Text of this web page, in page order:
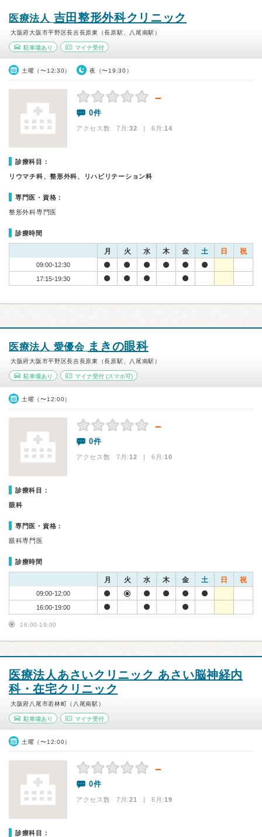
医療法人 吉田整形外科クリニック
大阪府大阪市平野区長吉長原東（長原駅、八尾南駅）
駐車場あり マイナ受付
土曜（〜12:30） 夜（〜19:30）
－
0件
アクセス数 7月:32 | 6月:14
診療科目：
リウマチ科、整形外科、リハビリテーション科
専門医・資格：
整形外科専門医
診療時間
月 火 水 木 金 土 日 祝
09:00-12:30
17:15-19:30
医療法人 愛優会 まきの眼科
大阪府大阪市平野区長吉長原東（長原駅、八尾南駅）
駐車場あり マイナ受付(スマホ可)
土曜（〜12:00）
－
0件
アクセス数 7月:12 | 6月:10
診療科目：
眼科
専門医・資格：
眼科専門医
診療時間
月 火 水 木 金 土 日 祝
09:00-12:00
16:00-19:00
16:00-19:00
医療法人あさいクリニック あさい脳神経内
科・在宅クリニック
大阪府八尾市若林町（八尾南駅）
駐車場あり マイナ受付
土曜（〜12:00）
－
0件
アクセス数 7月:21 | 6月:19
診療科目：